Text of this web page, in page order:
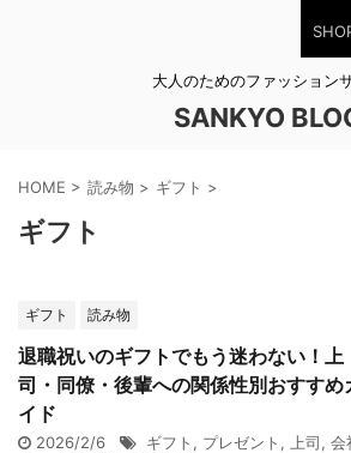
大人のためのファッション
SANKYO
HOME > 読み物 > ギフト >
ギフト
ギフト 読み物
退職祝いのギフトでもう迷わない！上
司・同僚・後輩への関係性別おすすめ
イド
2026/2/6 ギフト , プレゼント , 上司, 会